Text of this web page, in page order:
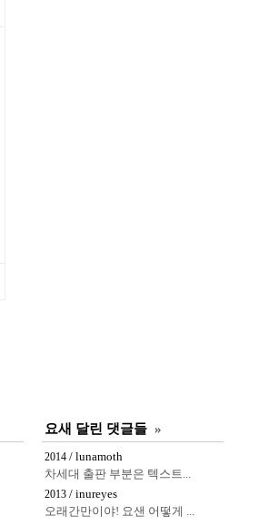
요새 달린 댓글들 »
2014 / lunamoth
차세대 출판 부분은 텍스트...
2013 / inureyes
오래간만이야! 요샌 어떻게 ...